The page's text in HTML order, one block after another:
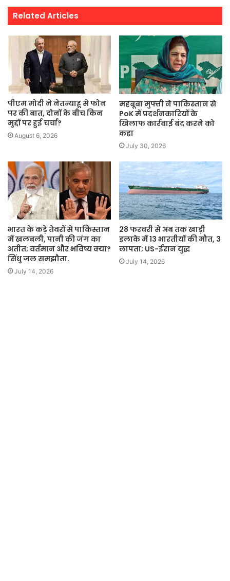
Related Articles
पीएम मोदी ने नेतन्याहू से फोन
पर की बात, दोनों के बीच किन
मुद्दों पर हुई चर्चा?
August 6, 2026
महबूबा मुफ्ती ने पाकिस्तान से
PoK में प्रदर्शनकारियों के
खिलाफ कार्रवाई बंद करने को
कहा
July 30, 2026
भारत के कड़े तेवरों से पाकिस्तान
में खलबली, पानी की जंग का
अतीत; वर्तमान और भविष्य क्या?
सिंधु जल समझौता.
July 14, 2026
28 फरवरी से अब तक खाड़ी
इलाके में 13 भारतीयों की मौत, 3
लापता; US-ईरान युद्ध
July 14, 2026